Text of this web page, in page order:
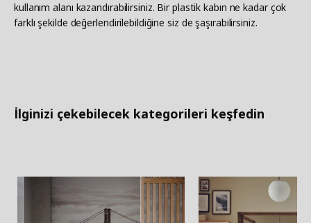
kullanım alanı kazandırabilirsiniz. Bir plastik kabın ne kadar çok
farklı şekilde değerlendirilebildiğine siz de şaşırabilirsiniz.
İlginizi çekebilecek kategorileri keşfedin